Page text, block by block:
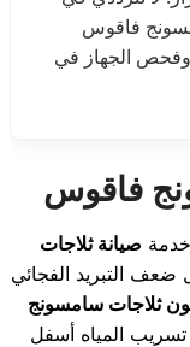
فاقوس
الجهاز في
فاقوس
صيانة ثلاجات
التبريد الفجائي
ثلاجات سامسونج
تسريب المياه أسفل